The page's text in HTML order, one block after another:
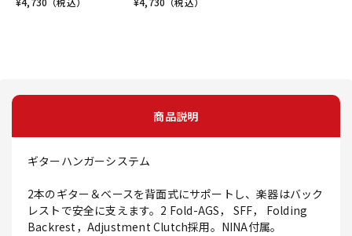
商品説明
ギターハンガーシステム
2本のギター＆ベースを背面式にサポートし、楽器はバック
レストで安全に支えます。2 Fold-AGS， SFF， Folding
Backrest，Adjustment Clutch採用。NINA付属。